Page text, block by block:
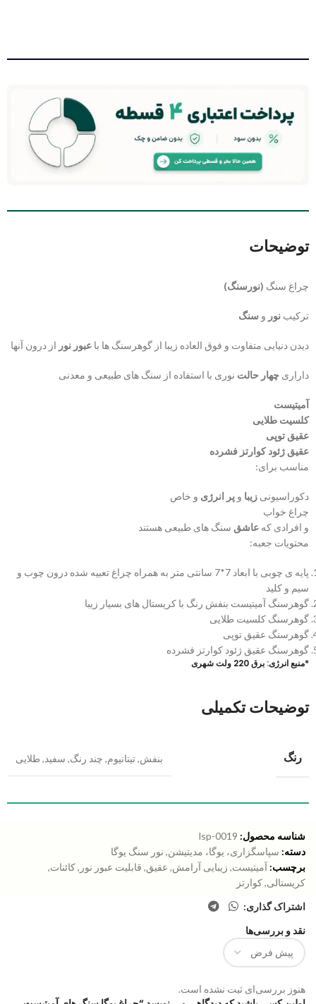
توضیحات
چراغ سنگ (نورسنگ)
ترکیب نور و سنگ
دیدن دنیایی متفاوت و فوق العاده زیبا از گوهرسنگ ها با عبور نور از درون آنها
داراری چهار حالت نوری با استفاده از سنگ های طبیعی و معدنی
آمیتیست
کلسیت طلایی
عقیق توپی
عقیق ژئود کوارتز فشرده
مناسب برای:
دکوراسیونی زیبا و پر انرژی و خاص
چراغ خواب
و افرادی که عاشق سنگ های طبیعی هستند
محتویات جعبه:
پایه ی چوبی با ابعاد 7*7 سانتی متر به همراه چراغ تعبیه شده درون چوب و
سیم و کلید
گوهرسنگ آمیتیست بنفش رنگ با کریستال های بسیار زیبا
گوهرسنگ کلسیت طلایی
گوهرسنگ عقیق توپی
گوهرسنگ عقیق ژئود کوارتز فشرده
*منبع انرژی: برق 220 ولت شهری
توضیحات تکمیلی
رنگ بنفش,تیتانیوم, چند رنگ, سفید, طلایی
شناسه محصول: lsp-0019
دسته: سپاسگزاری، یوگا، مدیتیشن, نور سنگ یوگا
برچسب: آمیتیست, زیبایی آرامش, عقیق, قابلیت عبور نور ,کائنات,
کریستالی,کوارتز
اشتراک گذاری:
نقد و بررسی‌ها
هنوز بررسی‌ای ثبت نشده است.